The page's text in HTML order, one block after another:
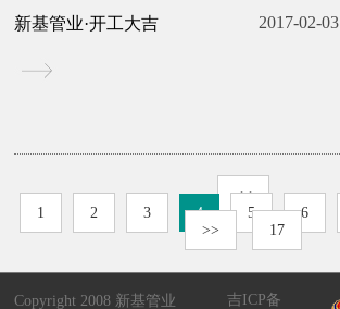
新基管业·开工大吉 2017-02-03
<<
1
2 3 4 5 6
>>
17
Copyright 2008 新基管业 吉ICP备